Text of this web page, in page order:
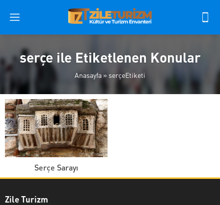
serçe ile Etiketlenen Konular
Anasayfa» serçeEtiketi
Serçe Sarayı
Zile Turizm